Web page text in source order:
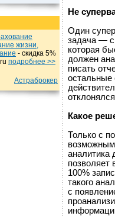
жизни,
- cкидка 5%
подробнеe >>
Астраброкер
Не
Один
задача — с
которая
должен
писать
остальные
Какое
Только с
аналитика
позволяет
100%
такого
с